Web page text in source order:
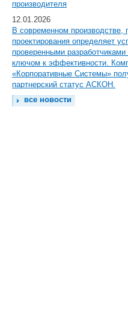
производителя
12.01.2026
В современном производстве,
проектирования определяет
проверенными
ключом к эффективности.
«Корпоративные Системы»
партнерский статус АСКОН.
все новости